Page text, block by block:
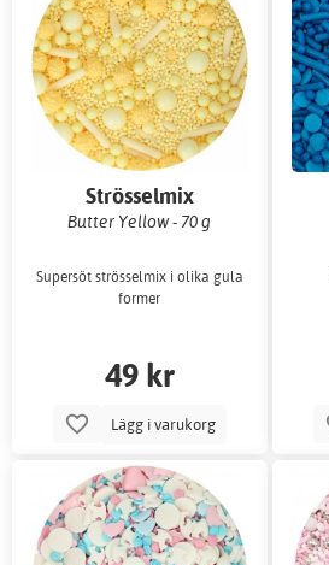
Strösselmix
Butter Yellow - 70 g
Supersöt strösselmix i olika gula
former
49 kr
Lägg i varukorg